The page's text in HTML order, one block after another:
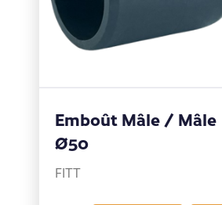
Emboût Mâle / Mâle
Ø50
FITT